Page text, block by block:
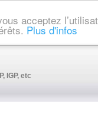
acceptez
Plus d'infos
IGP, etc